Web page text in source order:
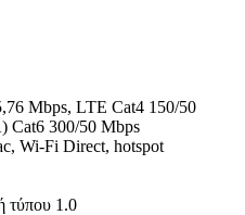
Mbps, LTE Cat4 150/50
Cat6 300/50 Mbps
Wi-Fi Direct, hotspot
τύπου 1.0